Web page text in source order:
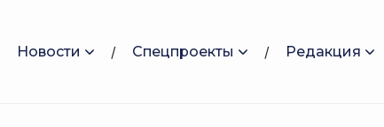
Новости Спецпроекты Редакция